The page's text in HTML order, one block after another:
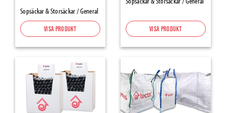
Varningstejp halkskydd
Inomhusprodukter
Flooring Underlays
Skarvremsor
Skyddspapp & -plaster
Sopsäckar & Storsäckar / General
Visa produkt Visa produkt